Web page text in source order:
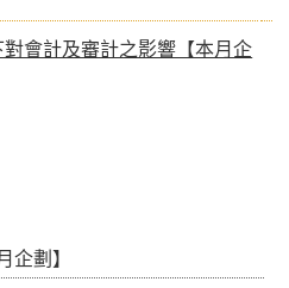
會計及審計之影響【本月企
企劃】